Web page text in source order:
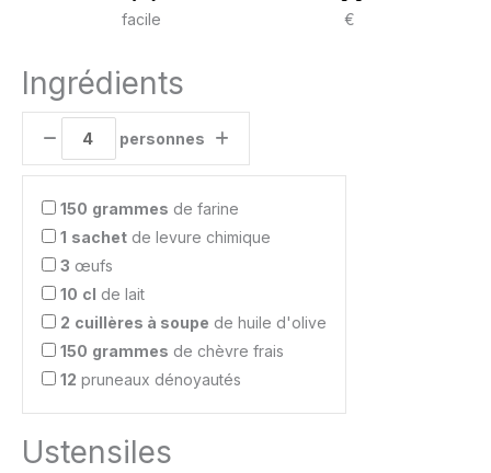
facile €
Ingrédients
personnes
150 grammes de farine
1 sachet de levure chimique
3 œufs
10 cl de lait
2 cuillères à soupe de huile d'olive
150 grammes de chèvre frais
12 pruneaux dénoyautés
Ustensiles